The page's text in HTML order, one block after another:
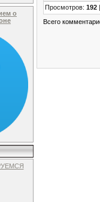
о
Просмотров: 192 |
Всего